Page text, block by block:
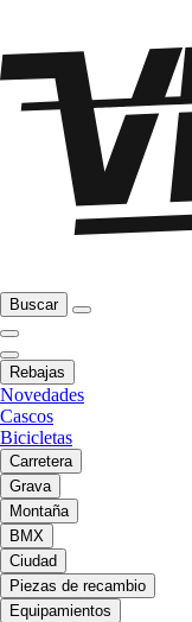
Buscar
Rebajas
Novedades
Cascos
Bicicletas
Carretera
Grava
Montaña
BMX
Ciudad
Piezas de recambio
Equipamientos